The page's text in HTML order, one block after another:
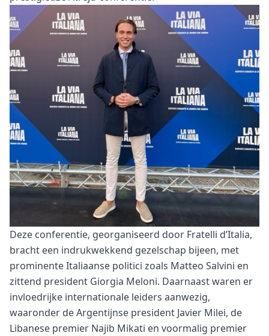
Deze conferentie, georganiseerd door Fratelli d’Italia,
bracht een indrukwekkend gezelschap bijeen, met
prominente Italiaanse politici zoals Matteo Salvini en
zittend president Giorgia Meloni. Daarnaast waren er
invloedrijke internationale leiders aanwezig,
waaronder de Argentijnse president Javier Milei, de
Libanese premier Najib Mikati en voormalig premier